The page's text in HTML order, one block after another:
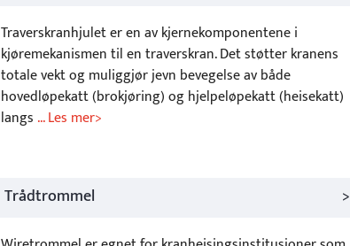
Traverskranhjulet er en av kjernekomponentene i
kjøremekanismen til en traverskran. Det støtter kranens
totale vekt og muliggjør jevn bevegelse av både
hovedløpekatt (brokjøring) og hjelpeløpekatt (heisekatt)
langs ... Les mer>
Trådtrommel >